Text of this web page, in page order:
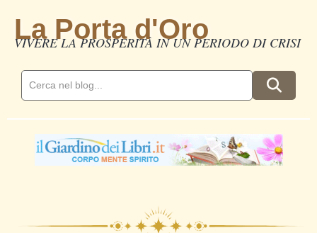
La Porta d'Oro
VIVERE LA PROSPERITÀ IN UN PERIODO DI CRISI